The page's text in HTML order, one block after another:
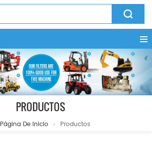
PRODUCTOS
Página De Inicio Productos